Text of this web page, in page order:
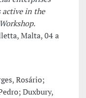
in the
Malta, 04 a
Rosário;
Duxbury,